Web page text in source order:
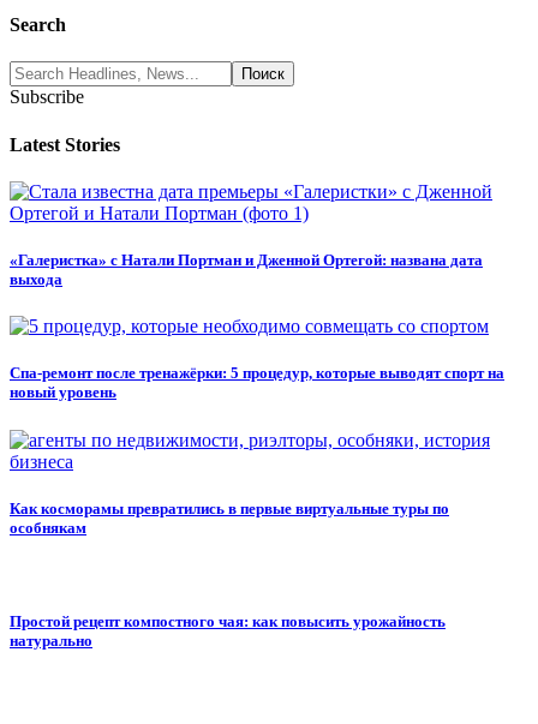
Search
Subscribe
Latest Stories
«Галеристка» с Натали Портман и Дженной Ортегой: названа дата
выхода
Спа-ремонт после тренажёрки: 5 процедур, которые выводят спорт на
новый уровень
Как косморамы превратились в первые виртуальные туры по
особнякам
Простой рецепт компостного чая: как повысить урожайность
натурально